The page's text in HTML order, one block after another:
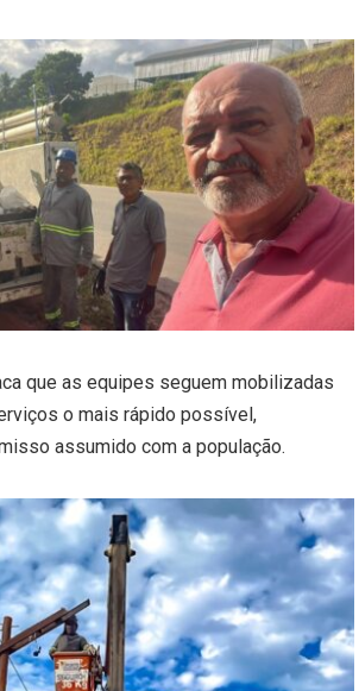
que as equipes seguem mobilizadas
o mais rápido possível,
assumido com a população.